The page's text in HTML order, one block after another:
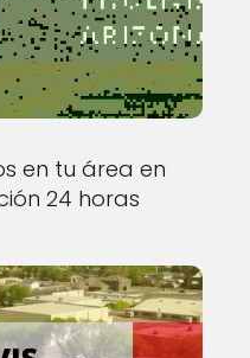
en tu área en
24 horas